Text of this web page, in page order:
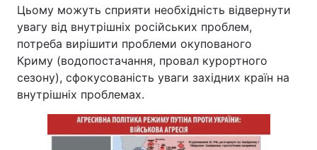
Цьому можуть сприяти необхідність відвернути
увагу від внутрішніх російських проблем,
потреба вирішити проблеми окупованого
Криму (водопостачання, провал курортного
сезону), сфокусованість уваги західних країн на
внутрішніх проблемах.